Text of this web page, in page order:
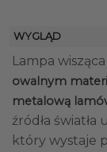
WYGLĄD
Lampa
owalnym
metalową
źródła
który wystaje